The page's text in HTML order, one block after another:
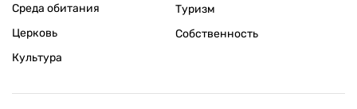
Среда обитания
Церковь
Культура
Туризм
Собственность